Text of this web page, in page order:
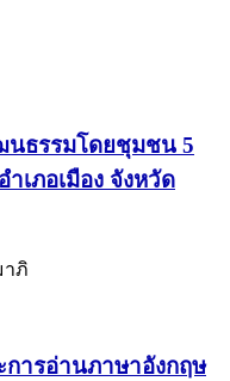
นธรรมโดยชุมชน 5
เภอเมือง จังหวัด
าภิ
ารอ่านภาษาอังกฤษ